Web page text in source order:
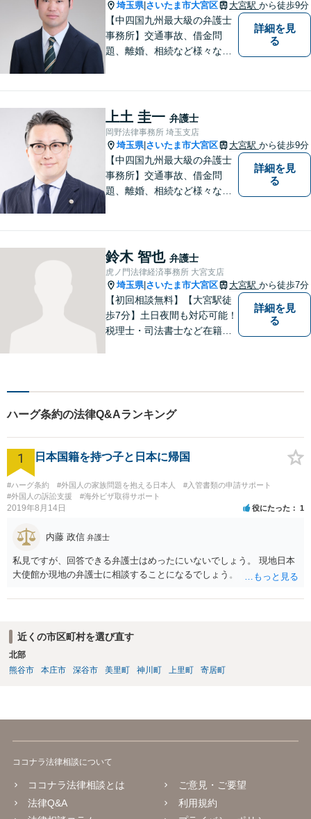
埼玉県| さいたま市大宮区 大宮駅 から徒歩9分
【中四国九州最大級の弁護士
事務所】交通事故、借金問
題、離婚、相続など様々な問
い！
詳細を見
る
上土 圭一 弁護士
岡野法律事務所 埼玉支店
埼玉県| さいたま市大宮区 大宮駅 から徒歩9分
【中四国九州最大級の弁護士
事務所】交通事故、借金問
題、離婚、相続など様々な問
い！
詳細を見
る
鈴木 智也 弁護士
虎ノ門法律経済事務所 大宮支店
埼玉県| さいたま市大宮区 大宮駅 から徒歩7分
【初回相談無料】【大宮駅徒
歩7分】土日夜間も対応可能！
税理士・司法書士など在籍で
す。まずはご相談をお聞かせ
ください。
詳細を見
る
ハーグ条約の法律Q&Aランキング
1 日本国籍を持つ子と日本に帰国
#ハーグ条約 #外国人の家族問題を抱える日本人
#入管書類の申請サポート
#外国人の訴訟支援
#海外ビザ取得サポート
2019年8月14日 役にたった 1
内藤 政信 弁護士
私見ですが、回答できる弁護士はめったにいないでしょう。 現地日本
大使館か現地の弁護士に相談することになるでしょう。
近くの市区町村を選び直す
北部
熊谷市
本庄市 深谷市 美里町 神川町 上里町 寄居町
ココナラ法律相談について
ココナラ法律相談とは
法律Q&A
ご意見・ご要望
利用規約